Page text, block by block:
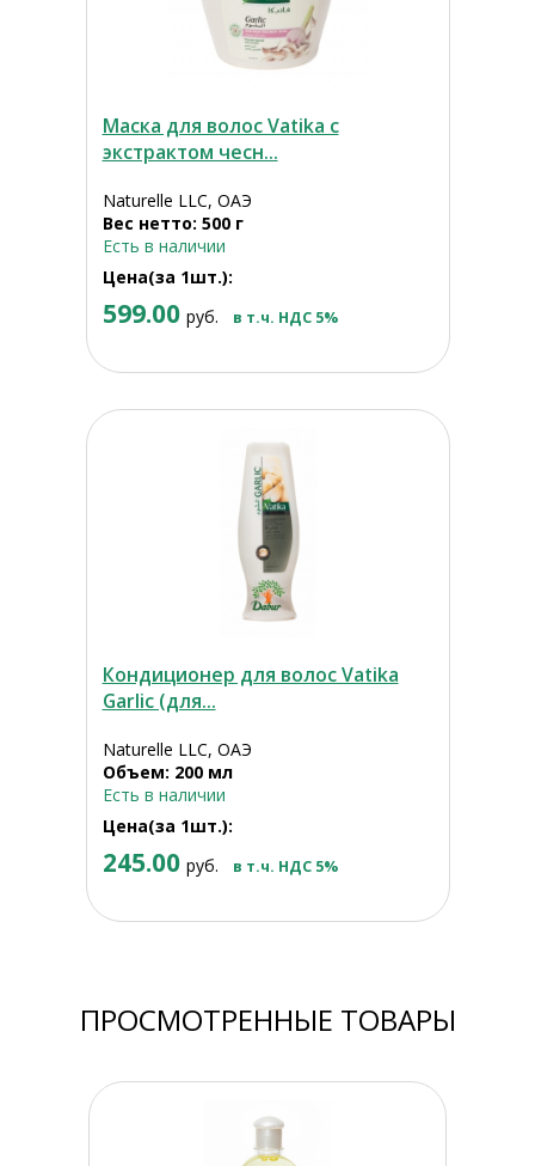
Маска для волос Vatika с
экстрактом чесн...
Naturelle LLC, ОАЭ
Вес нетто: 500 г
Есть в наличии
Цена(за 1шт.):
599.00 руб. в т.ч. НДС 5%
Кондиционер для волос Vatika
Garlic (для...
Naturelle LLC, ОАЭ
Объем: 200 мл
Есть в наличии
Цена(за 1шт.):
245.00 руб. в т.ч. НДС 5%
ПРОСМОТРЕННЫЕ ТОВАРЫ